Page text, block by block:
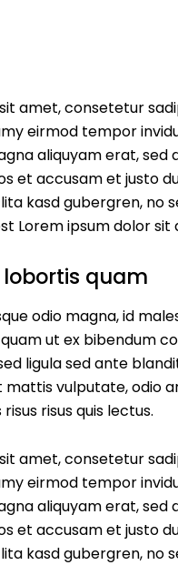
amet, consetetur
eirmod tempor
aliquyam erat, sed
et accusam et justo
kasd gubergren, no
Lorem ipsum dolor sit
quam
odio magna, id
ut ex bibendum
ligula sed ante
mattis vulputate, odio
risus quis lectus.
amet, consetetur
eirmod tempor
aliquyam erat, sed
et accusam et justo
kasd gubergren, no